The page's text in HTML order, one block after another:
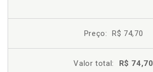
Preço: R$ 74,70
Valor total: R$ 74,70